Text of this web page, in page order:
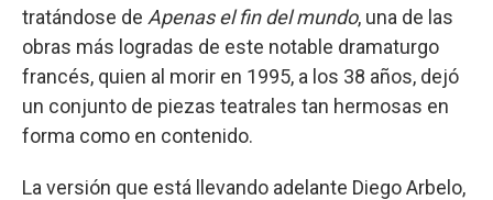
tratándose de Apenas el fin del mundo, una de las
obras más logradas de este notable dramaturgo
francés, quien al morir en 1995, a los 38 años, dejó
un conjunto de piezas teatrales tan hermosas en
forma como en contenido.
La versión que está llevando adelante Diego Arbelo,